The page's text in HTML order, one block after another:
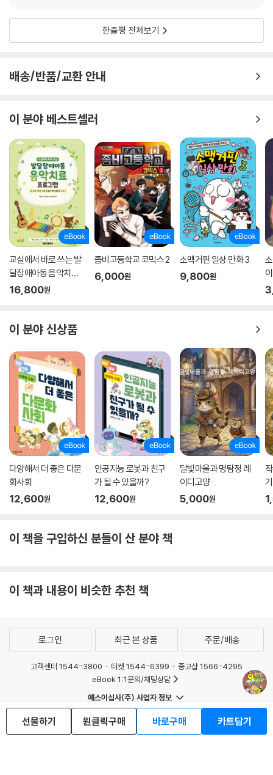
한줄평 전체보기
배송/반품/교환 안내
이 분야 베스트셀러
교실에서 바로 쓰는 발
달장애아동 음악치료
프로그램
16,800원
좀비고등학교 코믹스 2
6,000원
소맥거핀 일상 만화 3
9,800원
이 분야 신상품
다양해서 더 좋은 다문
화사회
12,600원
인공지능 로봇과 친구
가 될 수 있을까?
12,600원
달빛마을과 명탐정 레
이디고양
5,000원
기
이 책을 구입하신 분들이 산 분야 책
이 책과 내용이 비슷한 추천 책
선물하기 원클릭구매 바로구매 카트담기
로그인 최근 본 상품 주문/배송
고객센터 1544-3800 티켓 1544-6399
중고샵 1566-4295
eBook 1:1문의/채팅상담
예스이십사(주) 사업자 정보
이용약관
개인정보처리방침
청소년보호정책
PC버전
회사소개
거래처관계자께